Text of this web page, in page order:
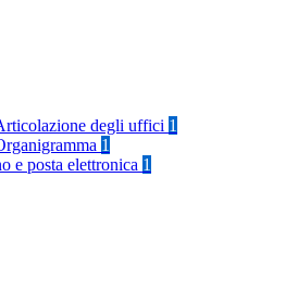
degli uffici 1
1
e posta elettronica 1